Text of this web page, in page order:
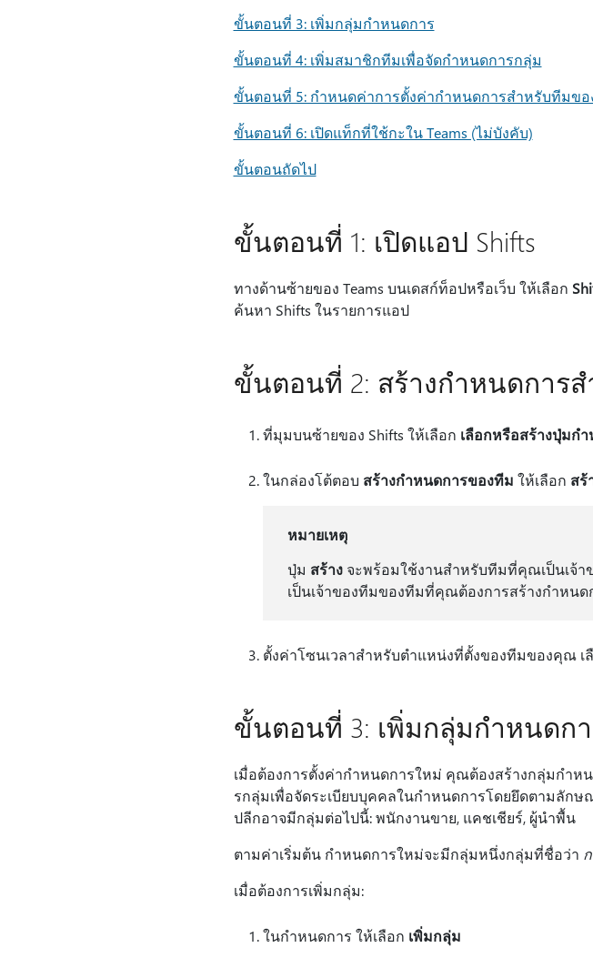
ขั้นตอนที่ 3: เพิ่มกลุ่มกําหนดการ
ขั้นตอนที่ 4: เพิ่มสมาชิกทีมเพื่อจัดกําหนดการกลุ่ม
ขั้นตอนที่ 5: กําหนดค่าการตั้งค่ากําหนดการสําหรับทีมข
ขั้นตอนที่ 6: เปิดแท็กที่ใช้กะใน Teams (ไม่บังคับ)
ขั้นตอนถัดไป
ขั้นตอนที่ 1: เปิดแอป Shifts
ทางด้านซ้ายของ Teams บนเดสก์ท็อปหรือเว็บ ให้เลือก
ค้นหา Shifts ในรายการแอป
ขั้นตอนที่ 2: สร้างกําหนดการ
ที่มุมบนซ้ายของ Shifts ให้เลือก เลือกหรือสร้างปุ่มกํ
ในกล่องโต้ตอบ สร้างกําหนดการของทีม ให้เลือก สร้
หมายเหตุ
ปุ่ม สร้าง จะพร้อมใช้งานสําหรับทีมที่คุณเป็นเจ้
เป็นเจ้าของทีมของทีมที่คุณต้องการสร้างกําหนด
ตั้งค่าโซนเวลาสําหรับตําแหน่งที่ตั้งของทีมของคุณ เ
ขั้นตอนที่ 3: เพิ่มกลุ่มกําหนดก
เมื่อต้องการตั้งค่ากําหนดการใหม่ คุณต้องสร้างกลุ่มกํา
รกลุ่มเพื่อจัดระเบียบบุคคลในกําหนดการโดยยึดตามลัก
ปลีกอาจมีกลุ่มต่อไปนี้: พนักงานขาย, แคชเชียร์, ผู้นําพื้น
ตามค่าเริ่มต้น กําหนดการใหม่จะมีกลุ่มหนึ่งกลุ่มที่ชื่อว่า
เมื่อต้องการเพิ่มกลุ่ม:
ในกําหนดการ ให้เลือก เพิ่มกลุ่ม